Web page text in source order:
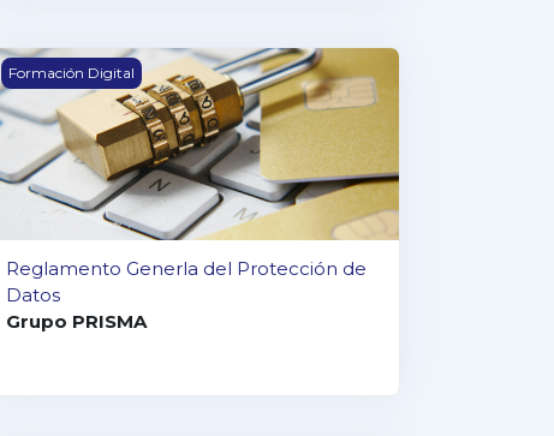
Reglamento Generla del Protección de Datos
Formación Digital
Reglamento Generla del Protección de
Datos
Grupo PRISMA